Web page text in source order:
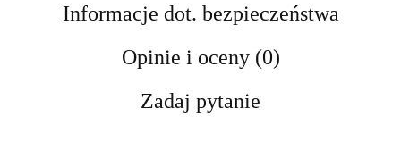
Informacje dot. bezpieczeństwa
Opinie i oceny (0)
Zadaj pytanie